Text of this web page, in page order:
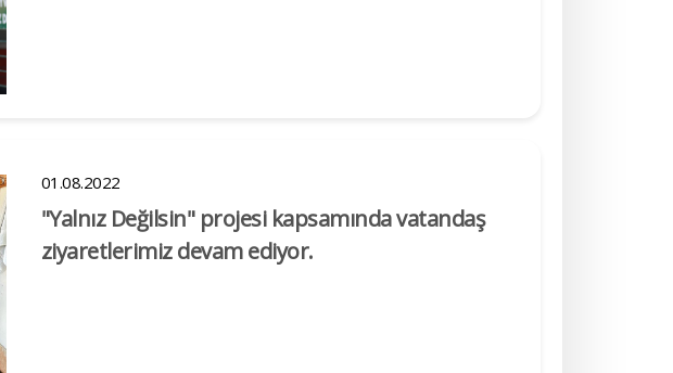
01.08.2022
"Yalnız Değilsin" projesi kapsamında vatandaş
ziyaretlerimiz devam ediyor.